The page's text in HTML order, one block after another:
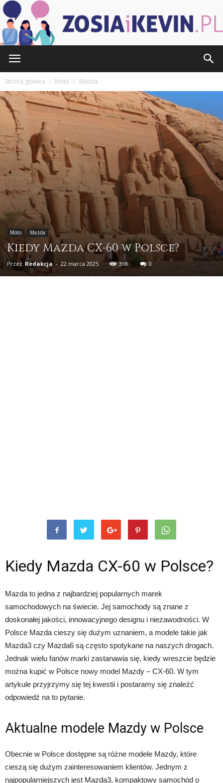
Strona główna Moto Mazda
Moto Mazda
Kiedy Mazda CX-60 w Polsce?
Przez Redakcja - 22 marca 2025 398 0
Kiedy Mazda CX-60 w Polsce?
Mazda to jedna z najbardziej popularnych marek
samochodowych na świecie. Jej samochody są znane z
doskonałej jakości, innowacyjnego designu i niezawodności. W
Polsce Mazda cieszy się dużym uznaniem, a modele takie jak
Mazda3 czy Mazda6 są często spotykane na naszych drogach.
Jednak wielu fanów marki zastanawia się, kiedy wreszcie będzie
można kupić w Polsce nowy model Mazdy – CX-60. W tym
artykule przyjrzymy się tej kwestii i postaramy się znaleźć
odpowiedź na to pytanie.
Aktualne modele Mazdy w Polsce
Obecnie w Polsce dostępne są różne modele Mazdy, które
cieszą się dużym zainteresowaniem klientów. Jednym z
najpopularniejszych jest Mazda3, kompaktowy samochód o